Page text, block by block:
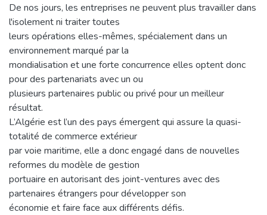
De nos jours, les entreprises ne peuvent plus travailler dans
l'isolement ni traiter toutes
leurs opérations elles-mêmes, spécialement dans un
environnement marqué par la
mondialisation et une forte concurrence elles optent donc
pour des partenariats avec un ou
plusieurs partenaires public ou privé pour un meilleur
résultat.
L’Algérie est l’un des pays émergent qui assure la quasi-
totalité de commerce extérieur
par voie maritime, elle a donc engagé dans de nouvelles
reformes du modèle de gestion
portuaire en autorisant des joint-ventures avec des
partenaires étrangers pour développer son
économie et faire face aux différents défis.